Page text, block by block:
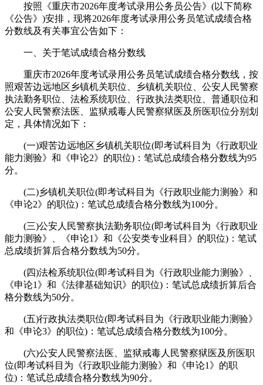
按照《重庆市2026年度考试录用公务员公告》(以下简称
《公告》)安排，现将2026年度考试录用公务员笔试成绩合格
分数线及有关事宜公告如下：
一、关于笔试成绩合格分数线
重庆市2026年度考试录用公务员笔试成绩合格分数线，按
照艰苦边远地区乡镇机关职位、乡镇机关职位、公安人民警察
执法勤务职位、法检系统职位、行政执法类职位、普通职位和
公安人民警察法医、监狱戒毒人民警察狱医及所医职位分别划
定，具体情况如下：
(一)艰苦边远地区乡镇机关职位(即考试科目为《行政职业
能力测验》和《申论2》的职位)：笔试总成绩合格分数线为95
分。
(二)乡镇机关职位(即考试科目为《行政职业能力测验》和
《申论2》的职位)：笔试总成绩合格分数线为100分。
(三)公安人民警察执法勤务职位(即考试科目为《行政职业
能力测验》、《申论1》和《公安类专业科目》的职位)：笔试
总成绩折算后合格分数线为50分。
(四)法检系统职位(即考试科目为《行政职业能力测验》、
《申论1》和《法律基础知识》的职位)：笔试总成绩折算后合
格分数线为50分。
(五)行政执法类职位(即考试科目为《行政职业能力测验》
和《申论3》的职位)：笔试总成绩合格分数线为100分。
(六)公安人民警察法医、监狱戒毒人民警察狱医及所医职
位(即考试科目为《行政职业能力测验》和《申论1》的职
位)：笔试总成绩合格分数线为90分。